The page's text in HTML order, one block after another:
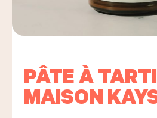
ÉVÈNEMENTS & ENTREPRISES
LES COURS D'ÉRIC KAYSER
PÂTE À
MAISON